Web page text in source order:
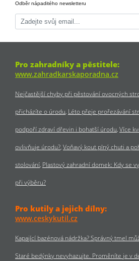
Odběr nápaditého newsletteru
Pro zahradníky a pěstitele:
www.zahradkarskaporadna.cz
Nejčastější chyby při pěstování ovocných
přicházíte o úrodu Léto přeje prořezávání
podpoří zdraví dřevin i bohatší úrodu Více
ovlivňuje úrodu? Voňavý kout plný chuti a
stolování Plastový zahradní domek: Kdy se
při výběru?
Pro kutily a jejich dílny:
www.ceskykutil.cz
Kapající bazénová nádržka? Správný tmel
Staré bedýnky nevyhazujte. Proměníte je v